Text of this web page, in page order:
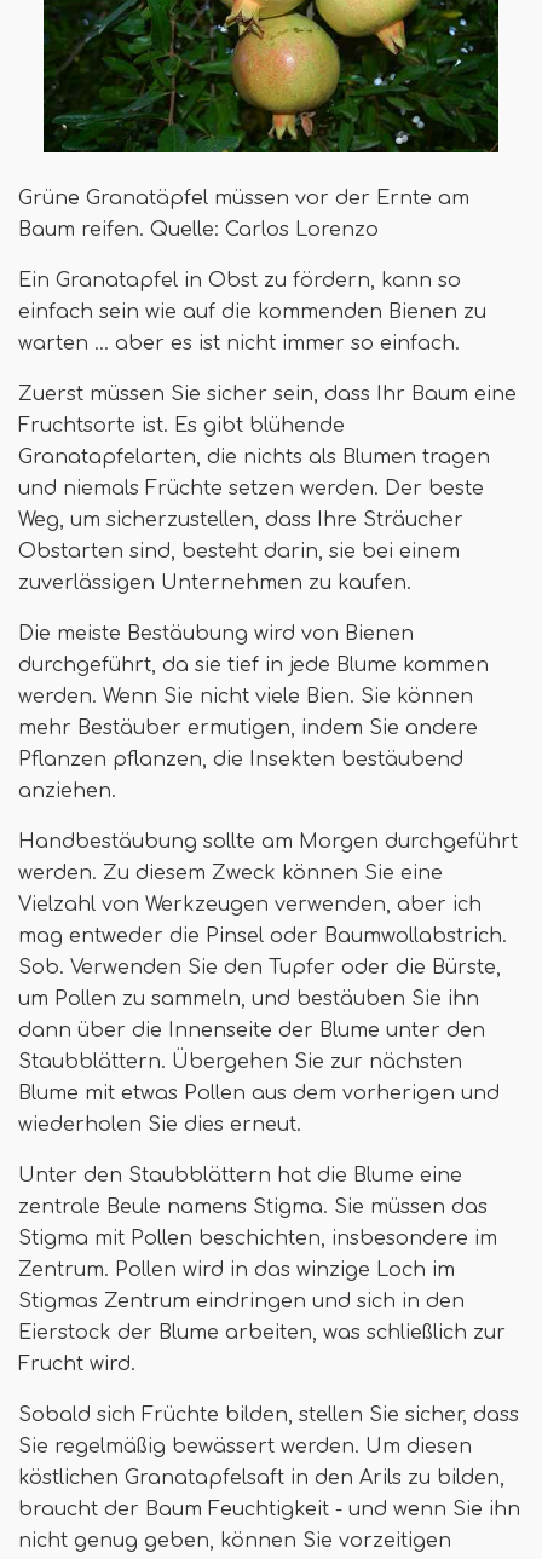
Grüne Granatäpfel müssen vor der Ernte am
Baum reifen. Quelle: Carlos Lorenzo
Ein Granatapfel in Obst zu fördern, kann so
einfach sein wie auf die kommenden Bienen zu
warten ... aber es ist nicht immer so einfach.
Zuerst müssen Sie sicher sein, dass Ihr Baum eine
Fruchtsorte ist. Es gibt blühende
Granatapfelarten, die nichts als Blumen tragen
und niemals Früchte setzen werden. Der beste
Weg, um sicherzustellen, dass Ihre Sträucher
Obstarten sind, besteht darin, sie bei einem
zuverlässigen Unternehmen zu kaufen.
Die meiste Bestäubung wird von Bienen
durchgeführt, da sie tief in jede Blume kommen
werden. Wenn Sie nicht viele Bien. Sie können
mehr Bestäuber ermutigen, indem Sie andere
Pflanzen pflanzen, die Insekten bestäubend
anziehen.
Handbestäubung sollte am Morgen durchgeführt
werden. Zu diesem Zweck können Sie eine
Vielzahl von Werkzeugen verwenden, aber ich
mag entweder die Pinsel oder Baumwollabstrich.
Sob. Verwenden Sie den Tupfer oder die Bürste,
um Pollen zu sammeln, und bestäuben Sie ihn
dann über die Innenseite der Blume unter den
Staubblättern. Übergehen Sie zur nächsten
Blume mit etwas Pollen aus dem vorherigen und
wiederholen Sie dies erneut.
Unter den Staubblättern hat die Blume eine
zentrale Beule namens Stigma. Sie müssen das
Stigma mit Pollen beschichten, insbesondere im
Zentrum. Pollen wird in das winzige Loch im
Stigmas Zentrum eindringen und sich in den
Eierstock der Blume arbeiten, was schließlich zur
Frucht wird.
Sobald sich Früchte bilden, stellen Sie sicher, dass
Sie regelmäßig bewässert werden. Um diesen
köstlichen Granatapfelsaft in den Arils zu bilden,
braucht der Baum Feuchtigkeit - und wenn Sie ihn
nicht genug geben, können Sie vorzeitigen